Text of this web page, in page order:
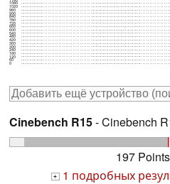
0
60
120
180
240
300
360
420
480
540
600
660
720
780
840
900
960
1020
1080
Cinebench R15- Cinebench
197 Points
+ 1 подробных